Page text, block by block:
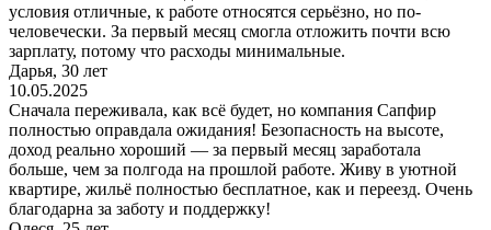
условия отличные, к работе относятся серьёзно, но по-
человечески. За первый месяц смогла отложить почти всю
зарплату, потому что расходы минимальные.
Дарья, 30 лет
10.05.2025
Сначала переживала, как всё будет, но компания Сапфир
полностью оправдала ожидания! Безопасность на высоте,
доход реально хороший — за первый месяц заработала
больше, чем за полгода на прошлой работе. Живу в уютной
квартире, жильё полностью бесплатное, как и переезд. Очень
благодарна за заботу и поддержку!